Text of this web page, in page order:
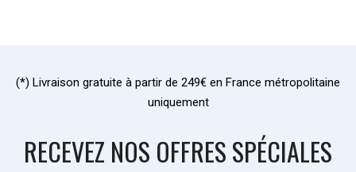
(*) Livraison gratuite à partir de 249€ en France métropolitaine
uniquement
RECEVEZ NOS OFFRES SPÉCIALES